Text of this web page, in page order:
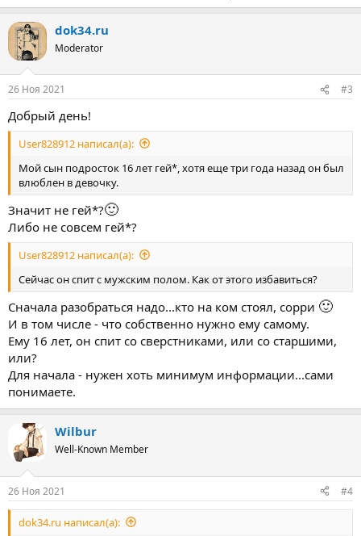
dok34.ru
Moderator
26 Ноя 2021 #3
Добрый день!
User828912 написал(а):
Мой сын подросток 16 лет гей*, хотя еще три года назад он был
влюблен в девочку.
Значит не гей*?🙂
Либо не совсем гей*?
User828912 написал(а):
Сейчас он спит с мужским полом. Как от этого избавиться?
Сначала разобраться надо...кто на ком стоял, сорри 🙂
И в том числе - что собственно нужно ему самому.
Ему 16 лет, он спит со сверстниками, или со старшими,
или?
Для начала - нужен хоть минимум информации...сами
понимаете.
Wilbur
Well-Known Member
26 Ноя 2021 #4
dok34.ru написал(а):